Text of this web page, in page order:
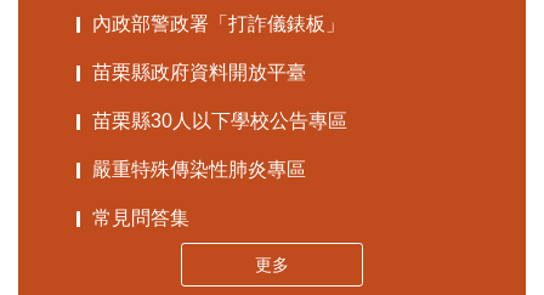
內政部警政署「打詐儀錶板」
苗栗縣政府資料開放平臺
苗栗縣30人以下學校公告專區
嚴重特殊傳染性肺炎專區
常見問答集
更多